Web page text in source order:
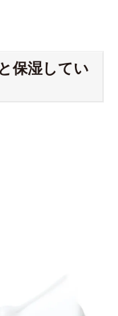
保湿してい